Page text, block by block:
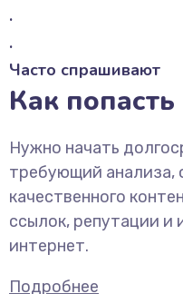
.
.
Часто спрашивают
Как
Нужно начать
требующий анализа,
качественного
ссылок, репутации и
интернет.
Подробнее